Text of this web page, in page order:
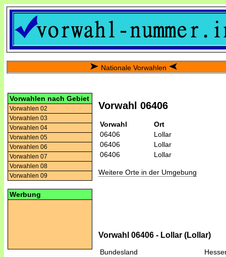
Nationale Vorwahlen
Vorwahlen nach Gebiet
Vorwahlen 02
Vorwahlen 03
Vorwahlen 04
Vorwahlen 05
Vorwahlen 06
Vorwahlen 07
Vorwahlen 08
Vorwahlen 09
Werbung
Vorwahl 06406
Vorwahl
Ort
06406
Lollar
06406
Lollar
06406
Lollar
Weitere Orte in der Umgebung
Vorwahl 06406 - Lollar (Lollar)
Bundesland